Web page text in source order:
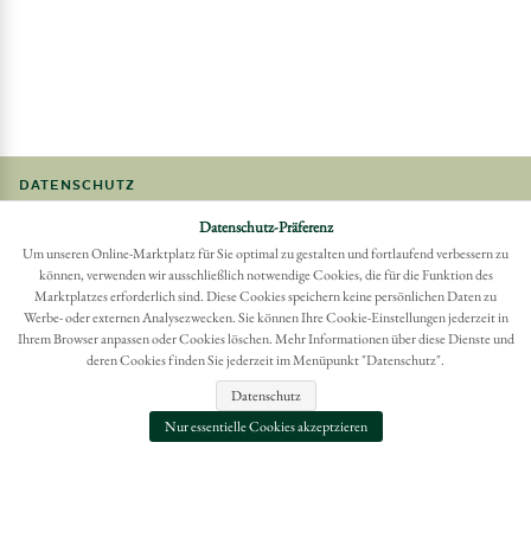
DATENSCHUTZ
IMPRESSUM
Möchten Sie eine Bestellung widerrufen?
Hier Widerruf mit wenigen Klicks online erreichen
BESTELLUNG WIDERRUFEN
Datenschutz-Präferenz
Um unseren Online-Marktplatz für Sie optimal zu gestalten und fortlaufend verbessern zu
können, verwenden wir ausschließlich notwendige Cookies, die für die Funktion des
Marktplatzes erforderlich sind. Diese Cookies speichern keine persönlichen Daten zu
Werbe- oder externen Analysezwecken. Sie können Ihre Cookie-Einstellungen jederzeit in
Ihrem Browser anpassen oder Cookies löschen. Mehr Informationen über diese Dienste und
deren Cookies finden Sie jederzeit im Menüpunkt "Datenschutz".
Datenschutz
Nur essentielle Cookies akzeptzieren